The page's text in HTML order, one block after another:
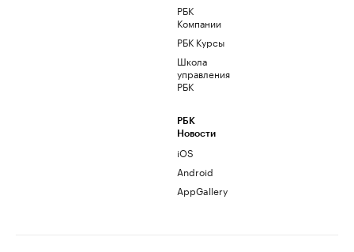
РБК
Компании
РБК Курсы
Школа
управления
РБК
РБК
Новости
iOS
Android
AppGallery